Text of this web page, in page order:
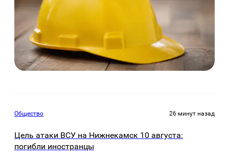
Общество 26 минут назад
Цель атаки ВСУ на Нижнекамск 10 августа:
погибли иностранцы